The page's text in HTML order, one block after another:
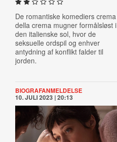
De romantiske komediers crema
della crema mugner formålsløst i
den italienske sol, hvor de
seksuelle ordspil og enhver
antydning af konflikt falder til
jorden.
BIOGRAFANMELDELSE
10. JULI 2023 | 20:13